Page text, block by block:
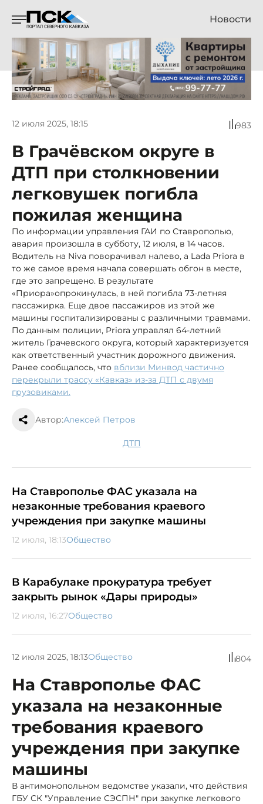
Новости
12 июля 2025, 18:15 983
В Грачёвском округе в
ДТП при столкновении
легковушек погибла
пожилая женщина
По информации управления ГАИ по Ставрополью,
авария произошла в субботу, 12 июля, в 14 часов.
Водитель на Niva поворачивал налево, а Lada Priora в
то же самое время начала совершать обгон в месте,
где это запрещено. В результате
«Приора»опрокинулась, в ней погибла 73-летняя
пассажирка. Еще двое пассажиров из этой же
машины госпитализированы с различными травмами.
По данным полиции, Priora управлял 64-летний
житель Грачевского округа, который характеризуется
как ответственный участник дорожного движения.
Ранее сообщалось, что вблизи Минвод частично
перекрыли трассу «Кавказ» из-за ДТП с двумя
грузовиками.
Автор:Алексей Петров
ДТП
На Ставрополье ФАС указала на
незаконные требования краевого
учреждения при закупке машины
12 июля, 18:13Общество
В Карабулаке прокуратура требует
закрыть рынок «Дары природы»
12 июля, 16:27Общество
12 июля 2025, 18:13Общество 804
На Ставрополье ФАС
указала на незаконные
требования краевого
учреждения при закупке
машины
В антимонопольном ведомстве указали, что действия
ГБУ СК "Управление СЭСПН" при закупке легкового